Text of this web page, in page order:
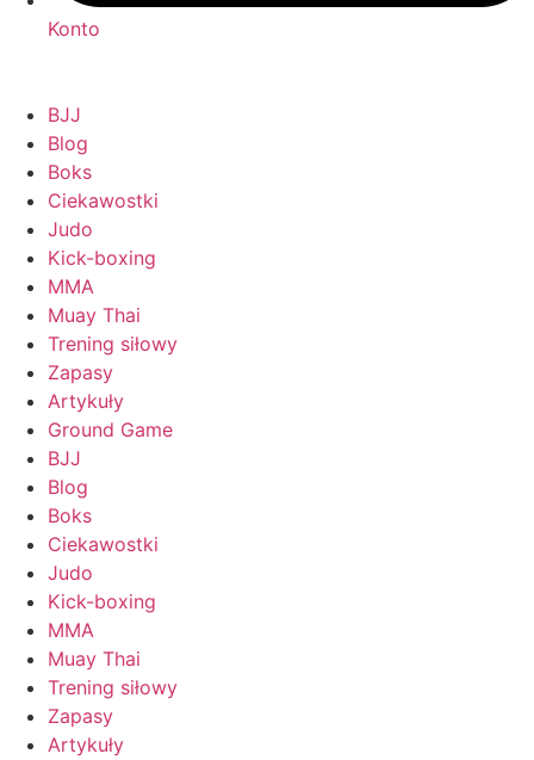
Konto
BJJ
Blog
Boks
Ciekawostki
Judo
Kick-boxing
MMA
Muay Thai
Trening siłowy
Zapasy
Artykuły
Ground Game
BJJ
Blog
Boks
Ciekawostki
Judo
Kick-boxing
MMA
Muay Thai
Trening siłowy
Zapasy
Artykuły